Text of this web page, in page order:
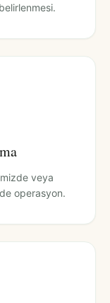
veya
operasyon.